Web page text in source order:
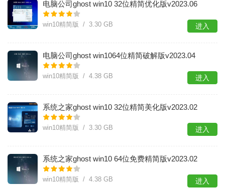
电脑公司ghost win10 32位精简优化版v2023.06
win10精简版 / 3.30 GB 进入
电脑公司ghost win1064位精简破解版v2023.04
win10精简版 / 4.38 GB 进入
系统之家ghost win10 32位精简美化版v2023.02
win10精简版 / 3.30 GB 进入
系统之家ghost win10 64位免费精简版v2023.02
win10精简版 / 4.38 GB 进入